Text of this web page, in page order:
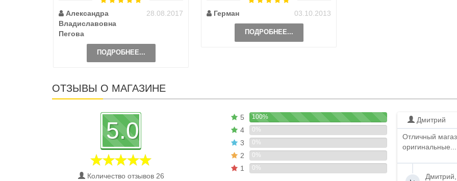
Александра
Владиславовна
Пегова
28.08.2017
ПОДРОБНЕЕ...
Герман
03.10.2013
ПОДРОБНЕЕ...
ОТЗЫВЫ О МАГАЗИНЕ
5.0
Количество отзывов 26
5 100%
4 0%
3 0%
2 0%
1 0%
Дмитрий
Отличный
оригинальные...